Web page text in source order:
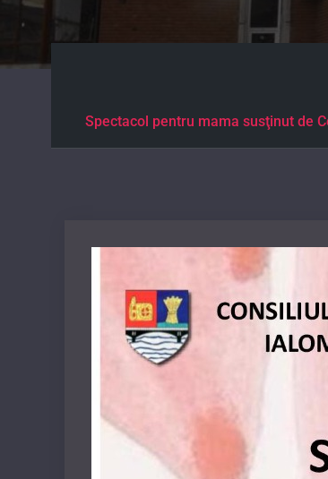
Spectacol pentru mama susţinut de